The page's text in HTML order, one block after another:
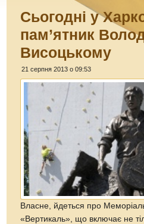
Сьогодні у
пам’ятник
Висоцькому
21 серпня 2013 о 09:53
Власне, йдеться про
«Вертикаль», що включає не